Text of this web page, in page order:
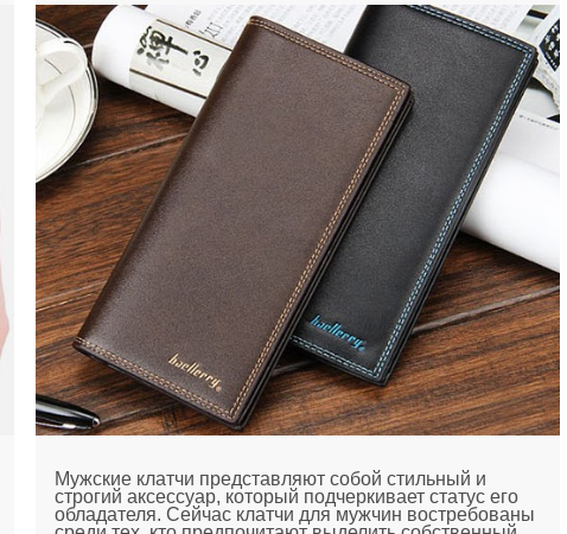
Мужские клатчи представляют собой стильный и
строгий аксессуар, который подчеркивает статус его
обладателя. Сейчас клатчи для мужчин востребованы